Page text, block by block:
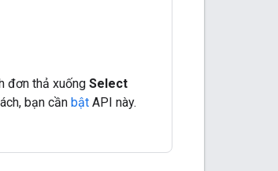
đơn thả xuống Select
bạn cần bật API này.